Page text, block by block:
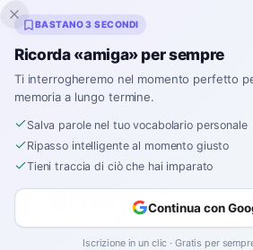
Inklingo
Home›Spagnolo›Dizionario›amiga
amiga
ah-MEE-gah aˈmiɣa
BASTANO 3 SECONDI
Ricorda «amiga» per sempre
Ti interrogheremo nel momento perfetto
memoria a lungo termine.
Salva parole nel tuo vocabolario personale
Ripasso intelligente al momento giusto
Tieni traccia di ciò che hai imparato
Continua con
Iscrizione in un clic · Gratis per